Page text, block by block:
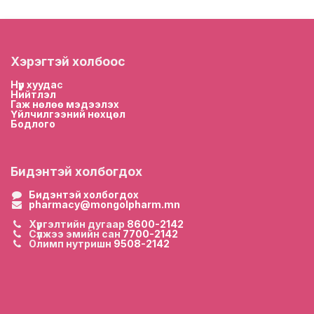
Хэрэгтэй холбоос
Нүүр хуудас
Нийтлэл
Гаж нөлөө мэдээлэх
Үйлчилгээний нөхцөл
Бодлого
Бидэнтэй холбогдох
Бидэнтэй холбогдох
pharmacy@mongolpharm.mn
Хүргэлтийн дугаар 8600-2142
Сүлжээ эмийн сан 7700-2142
Олимп нутришн 9508-2142